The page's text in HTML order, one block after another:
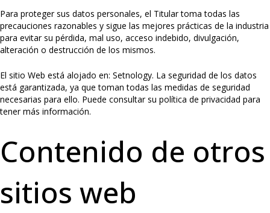
Para proteger sus datos personales, el Titular toma todas las
precauciones razonables y sigue las mejores prácticas de la industria
para evitar su pérdida, mal uso, acceso indebido, divulgación,
alteración o destrucción de los mismos.
El sitio Web está alojado en: Setnology. La seguridad de los datos
está garantizada, ya que toman todas las medidas de seguridad
necesarias para ello. Puede consultar su política de privacidad para
tener más información.
Contenido de otros
sitios web